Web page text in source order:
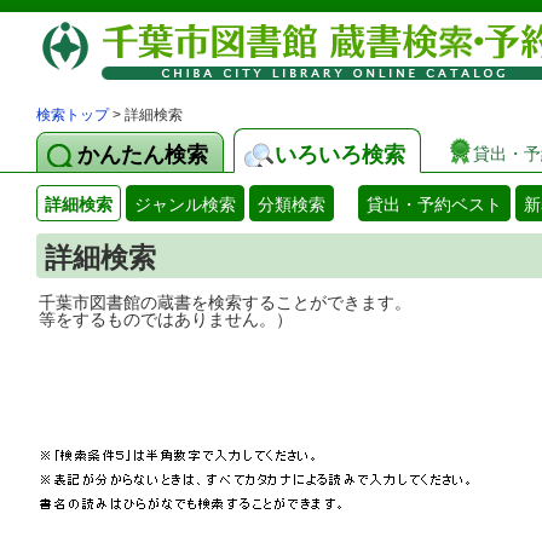
検索トップ> 詳細検索
かんたん検索 いろいろ検索 貸出・
詳細検索 ジャンル検索 分類検索 貸出・予約ベスト
詳細検索
千葉市図書館の蔵書を検索することがで
等をするものではありません。）